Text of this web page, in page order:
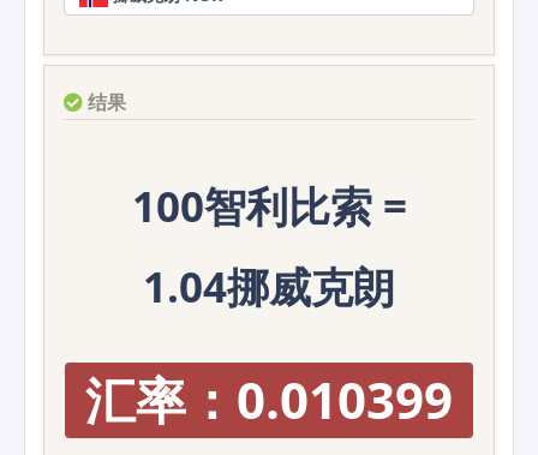
结果
100智利比索 =
1.04挪威克朗
汇率：0.010399